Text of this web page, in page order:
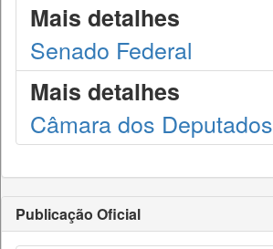
Mais detalhes
Senado Federal
Mais detalhes
Câmara dos Deputados
Publicação Oficial